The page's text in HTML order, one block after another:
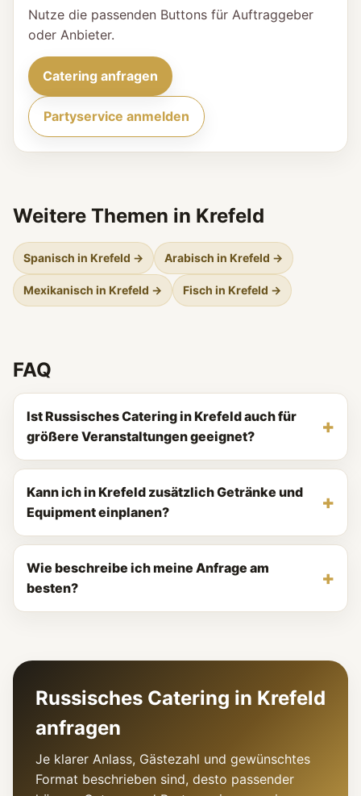
Nutze die passenden Buttons für Auftraggeber
oder Anbieter.
Catering anfragen
Partyservice anmelden
Weitere Themen in Krefeld
Spanisch in Krefeld → Arabisch in Krefeld →
Mexikanisch in Krefeld → Fisch in Krefeld →
FAQ
Ist Russisches Catering in Krefeld auch für
größere Veranstaltungen geeignet?
Kann ich in Krefeld zusätzlich Getränke und
Equipment einplanen?
Wie beschreibe ich meine Anfrage am
besten?
Russisches Catering in Krefeld
anfragen
Je klarer Anlass, Gästezahl und gewünschtes
Format beschrieben sind, desto passender